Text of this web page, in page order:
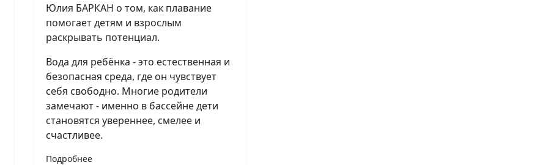
Юлия БАРКАН о том, как плавание
помогает детям и взрослым
раскрывать потенциал.
Вода для ребёнка - это естественная и
безопасная среда, где он чувствует
себя свободно. Многие родители
замечают - именно в бассейне дети
становятся увереннее, смелее и
счастливее.
Подробнее